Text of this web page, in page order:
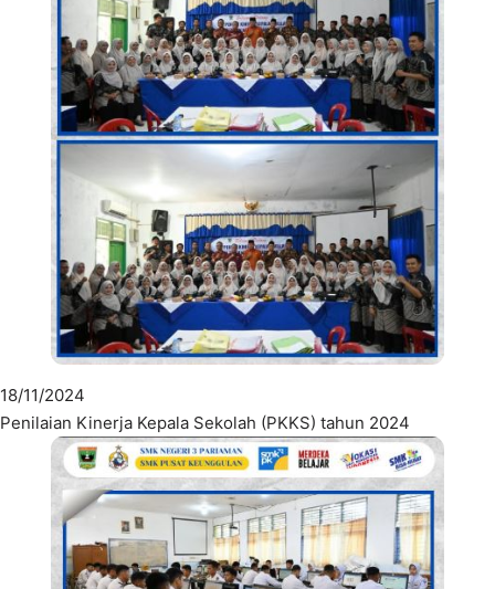
18/11/2024
Penilaian Kinerja Kepala Sekolah (PKKS) tahun 2024